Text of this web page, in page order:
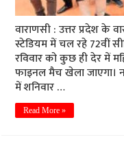
वाराणसी : उत्तर प्रदेश के
स्टेडियम में चल रहे 72वीं
रविवार को कुछ ही देर में
फाइनल मैच खेला जाएगा।
में शनिवार …
Read More »